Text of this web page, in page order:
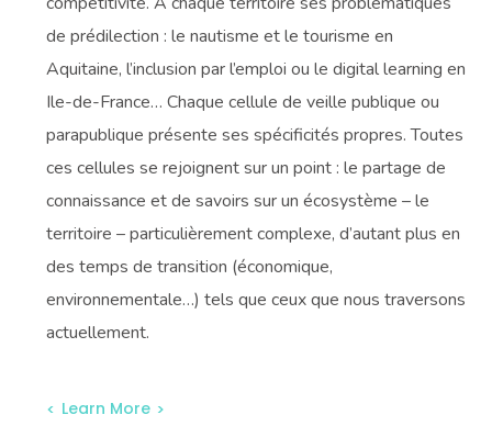
de prédilection : le nautisme et le tourisme en
Aquitaine, l’inclusion par l’emploi ou le digital learning en
Ile-de-France… Chaque cellule de veille publique ou
parapublique présente ses spécificités propres. Toutes
ces cellules se rejoignent sur un point : le partage de
connaissance et de savoirs sur un écosystème – le
territoire – particulièrement complexe, d’autant plus en
des temps de transition (économique,
environnementale…) tels que ceux que nous traversons
actuellement.
Learn More